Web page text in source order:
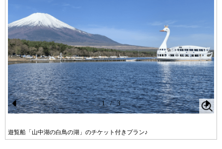
Pr
ev
遊覧船「山中湖の白鳥の湖」のチケット付きプラン♪
N
1 / 3